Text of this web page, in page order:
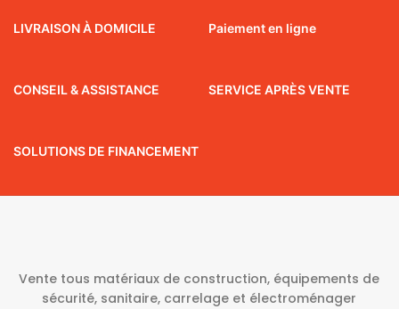
LIVRAISON À DOMICILE Paiement en ligne
CONSEIL & ASSISTANCE SERVICE APRÈS VENTE
SOLUTIONS DE FINANCEMENT
Vente tous matériaux de construction, équipements de
sécurité, sanitaire, carrelage et électroménager